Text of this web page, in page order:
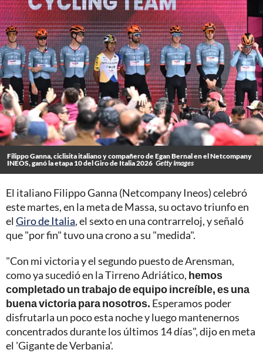
Filippo Ganna, ciclisita italiano y compañero de Egan Bernal en el Netcompany
INEOS, ganó la etapa 10 del Giro de Italia 2026 Getty Images
El italiano Filippo Ganna (Netcompany Ineos) celebró
este martes, en la meta de Massa, su octavo triunfo en
el Giro de Italia, el sexto en una contrarreloj, y señaló
que "por fin" tuvo una crono a su "medida".
"Con mi victoria y el segundo puesto de Arensman,
como ya sucedió en la Tirreno Adriático, hemos
completado un trabajo de equipo increíble, es una
buena victoria para nosotros. Esperamos poder
disfrutarla un poco esta noche y luego mantenernos
concentrados durante los últimos 14 días", dijo en meta
el 'Gigante de Verbania'.